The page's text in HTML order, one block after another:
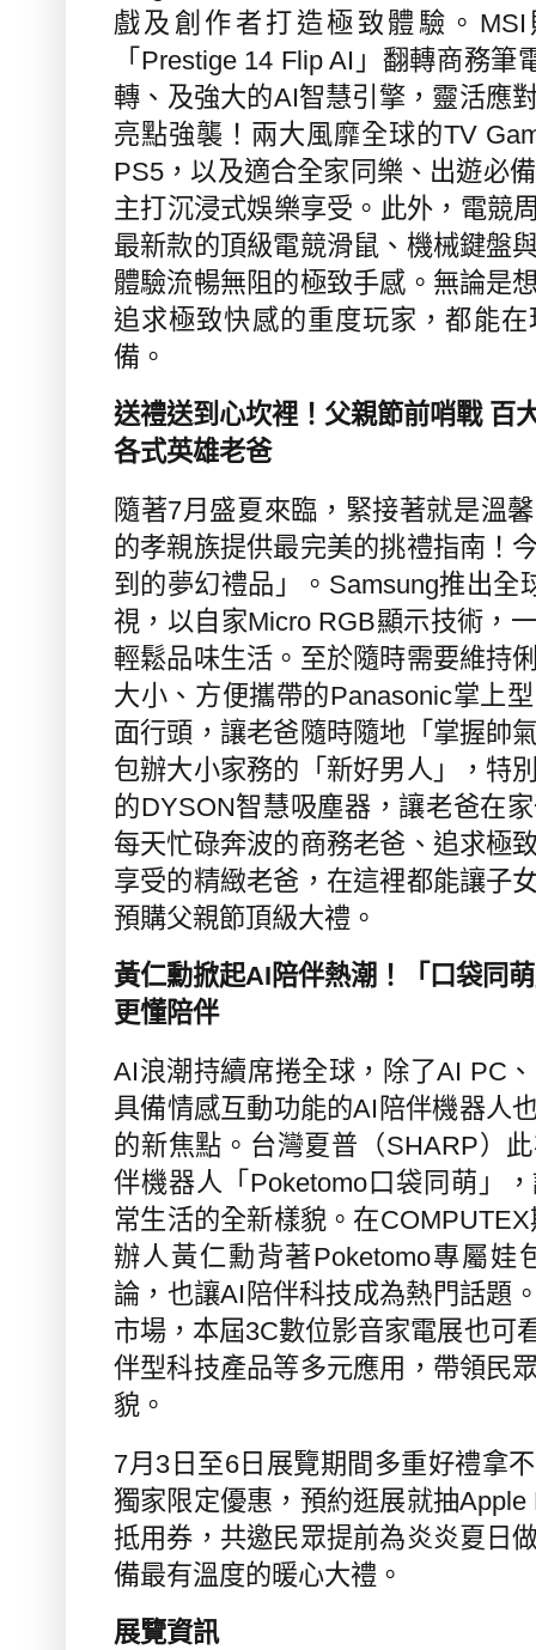
戲及創作者打造極致體驗。 MSI
「 Prestige 14 Flip AI 」翻轉商務筆
轉、及強大的AI智慧引擎，靈活應
亮點強襲！兩大風靡全球的TV
PS5 ，以及適合全家同樂、出遊必
主打沉浸式娛樂享受。此外，電競
最新款的頂級電競滑鼠、機械鍵盤
體驗流暢無阻的極致手感。無論是
追求極致快感的重度玩家，都能
備。
送禮送到心坎裡！父親節前哨戰 百
各式英雄老爸
隨著7月盛夏來臨，緊接著就是溫
的孝親族提供最完美的挑禮指南！
到的夢幻禮品」。 Samsung推出全
視，以自家Micro RGB顯示技術，
輕鬆品味生活。至於隨時需要維持
大小、方便攜帶的Panasonic掌上
面行頭，讓老爸隨時隨地「掌握帥
包辦大小家務的「新好男人」，特
的DYSON智慧吸塵器，讓老爸在
每天忙碌奔波的商務老爸、追求極
享受的精緻老爸，在這裡都能讓子
預購父親節頂級大禮。
黃仁勳掀起AI 陪伴熱潮！「口袋同
更懂陪伴
AI浪潮持續席捲全球，除了AI PC
具備情感互動功能的AI 陪伴機器人
的新焦點。台灣夏普（SHARP）
伴機器人「 Poketomo 口袋同萌」
常生活的全新樣貌。在COMPUTEX
辦人黃仁勳背著Poketomo專屬娃
論，也讓AI 陪伴科技成為熱門話題
市場，本屆3C數位影音家電展也可
伴型科技產品等多元應用，帶領民
貌。
7月 3 日至6日展覽期間多重好禮拿
獨家限定優惠，預約逛展就抽Apple
抵用券，共邀民眾提前為炎炎夏日
備最有溫度的暖心大禮。
展覽資訊